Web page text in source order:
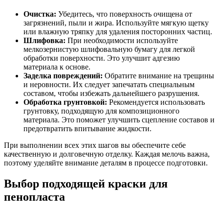
Очистка: Убедитесь, что поверхность очищена от
загрязнений, пыли и жира. Используйте мягкую щетку
или влажную тряпку для удаления посторонних частиц.
Шлифовка: При необходимости используйте
мелкозернистую шлифовальную бумагу для легкой
обработки поверхности. Это улучшит адгезию
материала к основе.
Заделка повреждений: Обратите внимание на трещины
и неровности. Их следует запечатать специальным
составом, чтобы избежать дальнейшего разрушения.
Обработка грунтовкой: Рекомендуется использовать
грунтовку, подходящую для композиционного
материала. Это поможет улучшить сцепление составов и
предотвратить впитывание жидкости.
При выполнении всех этих шагов вы обеспечите себе
качественную и долговечную отделку. Каждая мелочь важна,
поэтому уделяйте внимание деталям в процессе подготовки.
Выбор подходящей краски для
пенопласта